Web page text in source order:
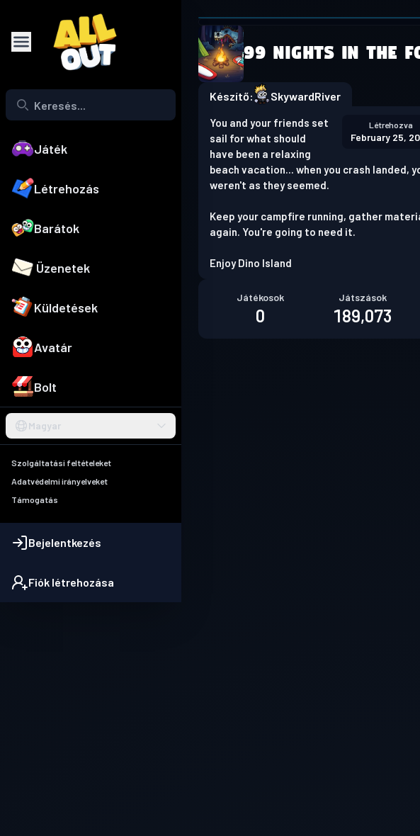
Játék
Létrehozás
Barátok
Üzenetek
Küldetések
Avatár
Bolt
Magyar
Szolgáltatási feltételeket
Adatvédelmi irányelveket
Támogatás
Bejelentkezés
Fiók létrehozása
Browser is not supported
Play on phone
99 Nights in the
Készítő: SkywardRiver
Létrehozva
February 25,
You and your friends set
sail for what should
have been a relaxing
beach vacation... when you crash landed,
weren't as they seemed.
Keep your campfire running, gather
again. You're going to need it.
Enjoy Dino Island
Játékosok
0
Játszások
189,073